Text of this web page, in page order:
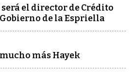
el director de Crédito
de la Espriella
más Hayek